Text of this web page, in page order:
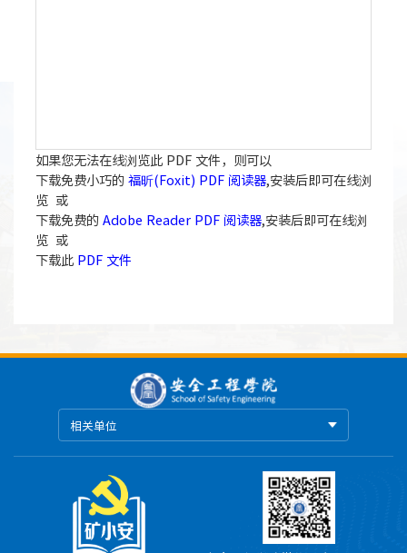
如果您无法在线浏览此 PDF 文件，则可以
下载免费小巧的福昕(Foxit) PDF 阅读器,安装后即可在线浏
览 或
下载免费的Adobe Reader PDF 阅读器,安装后即可在线浏
览 或
下载此 PDF 文件
相关单位